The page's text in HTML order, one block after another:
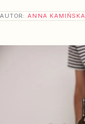
AUTOR:ANNA KAMIŃSKA